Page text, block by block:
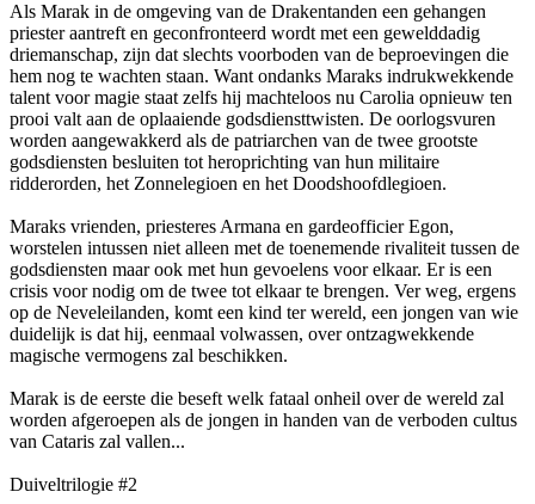
Als Marak in de omgeving van de Drakentanden een gehangen
priester aantreft en geconfronteerd wordt met een gewelddadig
driemanschap, zijn dat slechts voorboden van de beproevingen die
hem nog te wachten staan. Want ondanks Maraks indrukwekkende
talent voor magie staat zelfs hij machteloos nu Carolia opnieuw ten
prooi valt aan de oplaaiende godsdiensttwisten. De oorlogsvuren
worden aangewakkerd als de patriarchen van de twee grootste
godsdiensten besluiten tot heroprichting van hun militaire
ridderorden, het Zonnelegioen en het Doodshoofdlegioen.
Maraks vrienden, priesteres Armana en gardeofficier Egon,
worstelen intussen niet alleen met de toenemende rivaliteit tussen de
godsdiensten maar ook met hun gevoelens voor elkaar. Er is een
crisis voor nodig om de twee tot elkaar te brengen. Ver weg, ergens
op de Neveleilanden, komt een kind ter wereld, een jongen van wie
duidelijk is dat hij, eenmaal volwassen, over ontzagwekkende
magische vermogens zal beschikken.
Marak is de eerste die beseft welk fataal onheil over de wereld zal
worden afgeroepen als de jongen in handen van de verboden cultus
van Cataris zal vallen...
Duiveltrilogie #2